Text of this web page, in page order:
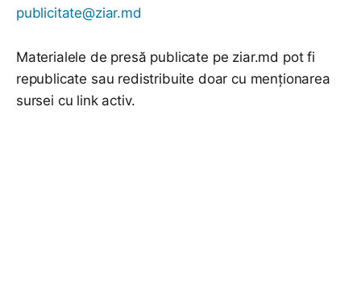
publicitate@ziar.md
Materialele de presă publicate pe ziar.md pot fi
republicate sau redistribuite doar cu menționarea
sursei cu link activ.